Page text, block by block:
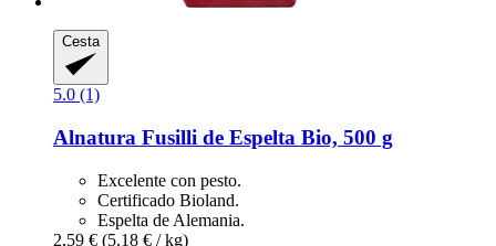
Cesta
5.0 (1)
Alnatura Fusilli de Espelta Bio, 500 g
Excelente con pesto.
Certificado Bioland.
Espelta de Alemania.
2,59 € (5,18 € / kg)